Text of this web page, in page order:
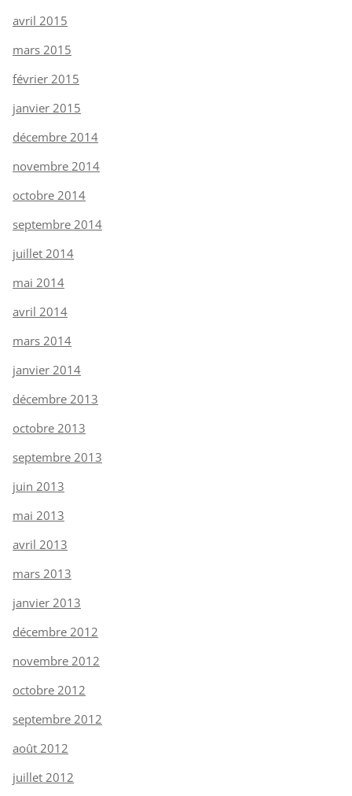
avril 2015
mars 2015
février 2015
janvier 2015
décembre 2014
novembre 2014
octobre 2014
septembre 2014
juillet 2014
mai 2014
avril 2014
mars 2014
janvier 2014
décembre 2013
octobre 2013
septembre 2013
juin 2013
mai 2013
avril 2013
mars 2013
janvier 2013
décembre 2012
novembre 2012
octobre 2012
septembre 2012
août 2012
juillet 2012